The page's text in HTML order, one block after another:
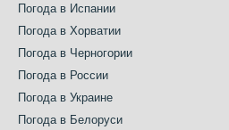
Погода в Испании
Погода в Хорватии
Погода в Черногории
Погода в России
Погода в Украине
Погода в Белоруси